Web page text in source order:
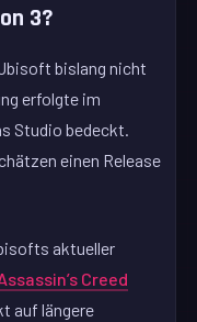
3?
bislang nicht
erfolgte im
Studio bedeckt.
einen Release
aktueller
Creed
auf längere